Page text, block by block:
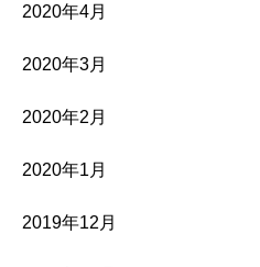
2020年4月
2020年3月
2020年2月
2020年1月
2019年12月